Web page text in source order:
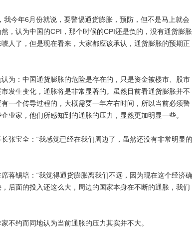
今年6月份就说，要警惕通货膨胀，预防，但不是马上就会
，认为中国的CPI，那个时候的CPI还是负的，没有通货膨胀
人了，但是现在看来，大家都应该承认，通货膨胀的预期正
：中国通货膨胀的危险是存在的，只是资金被楼市、股市
发生变化，通胀将是非常显著的。虽然目前看通货膨胀并不
一个传导过程的，大概需要一年左右时间，所以当前必须警
业家，他们所感知到的通胀的压力，显然更加明显一些。
宝全：“我感觉已经在我们周边了，虽然还没有非常明显的
锡培：“我觉得通货膨胀离我们不远，因为现在这个经济确
后面的投入还这么大，周边的国家本身在不断的通胀，我们
约而同地认为当前通胀的压力其实并不大。